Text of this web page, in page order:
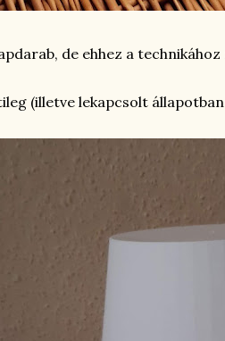
de ehhez a
(illetve lekapcsolt